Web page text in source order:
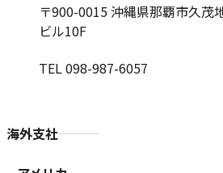
〒900-0015 沖縄県那覇市久茂
ビル10F
TEL 098-987-6057
海外支社